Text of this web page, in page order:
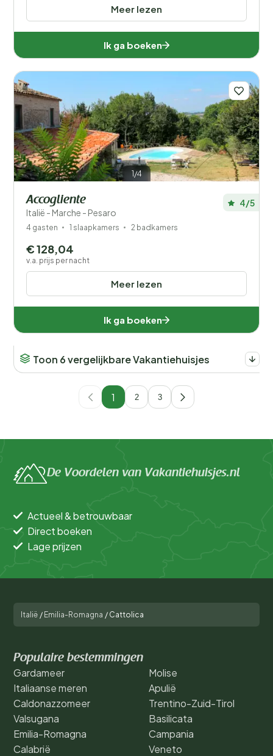
Meer lezen
Ik ga boeken
1/4
Accogliente
Italië - Marche - Pesaro
4/5
4 gasten 1 slaapkamers 2 badkamers
Meer lezen
€ 128,04
v.a. prijs per nacht
Ik ga boeken
Toon 6 vergelijkbare Vakantiehuisjes
1 2 3
De Voordelen van Vakantiehuisjes.nl
Actueel & betrouwbaar
Direct boeken
Lage prijzen
Italië / Emilia-Romagna / Cattolica
Populaire bestemmingen
Gardameer
Italiaanse meren
Caldonazzomeer
Valsugana
Emilia-Romagna
Calabrië
Molise
Apulië
Trentino-Zuid-Tirol
Basilicata
Campania
Veneto